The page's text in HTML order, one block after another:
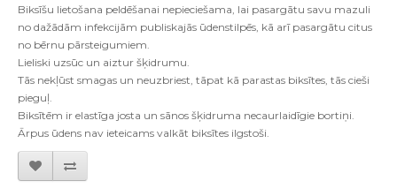
Biksīšu lietošana peldēšanai nepieciešama, lai pasargātu savu mazuli
no dažādām infekcijām publiskajās ūdenstilpēs, kā arī pasargātu citus
no bērnu pārsteigumiem.
Lieliski uzsūc un aiztur šķidrumu.
Tās nekļūst smagas un neuzbriest, tāpat kā parastas biksītes, tās cieši
pieguļ.
Biksītēm ir elastīga josta un sānos šķidruma necaurlaidīgie bortiņi.
Ārpus ūdens nav ieteicams valkāt biksītes ilgstoši.